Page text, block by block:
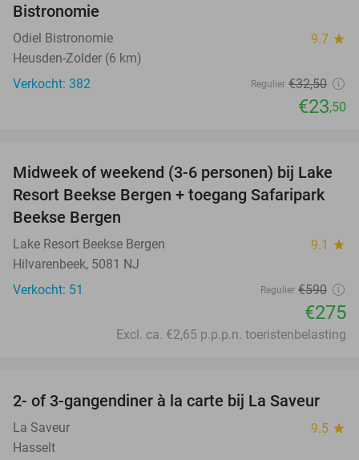
Bistronomie
Odiel Bistronomie 9.7 star
Heusden-Zolder (6 km)
Verkocht: 382
Regulier €32,50
€23,50
53%
Midweek of weekend (3-6 personen) bij Lake
Resort Beekse Bergen + toegang Safaripark
Beekse Bergen
Lake Resort Beekse Bergen 9.1 star
Hilvarenbeek, 5081 NJ
Verkocht: 51
Regulier €590
€275
Excl. ca. €2,65 p.p.p.n. toeristenbelasting
42%
2- of 3-gangendiner à la carte bij La Saveur
La Saveur 9.5 star
Hasselt